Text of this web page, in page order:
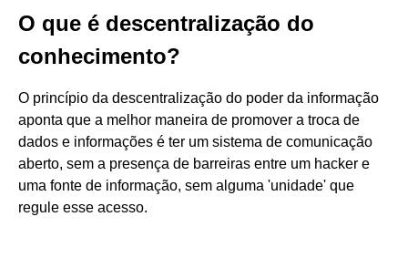
O que é descentralização do
conhecimento?
O princípio da descentralização do poder da informação
aponta que a melhor maneira de promover a troca de
dados e informações é ter um sistema de comunicação
aberto, sem a presença de barreiras entre um hacker e
uma fonte de informação, sem alguma 'unidade' que
regule esse acesso.